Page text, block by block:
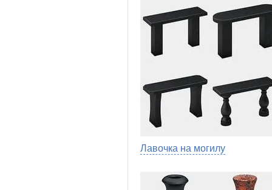
Лавочка на могилу